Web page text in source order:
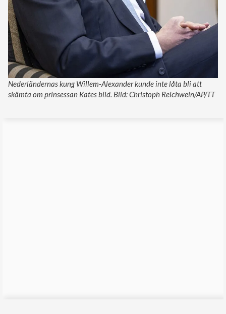
Nederländernas kung Willem-Alexander kunde inte låta bli att
skämta om prinsessan Kates bild. Bild: Christoph Reichwein/AP/TT